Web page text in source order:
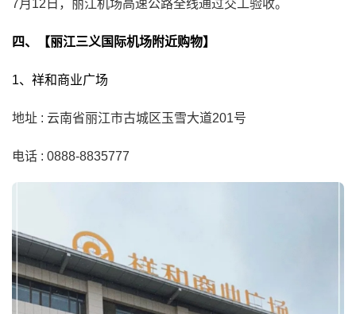
7月12日，丽江机场高速公路全线通过交工验收。
四、【丽江三义国际机场附近购物】
1、 祥和商业广场
地址 : 云南省丽江市古城区玉雪大道201号
电话 : 0888-8835777